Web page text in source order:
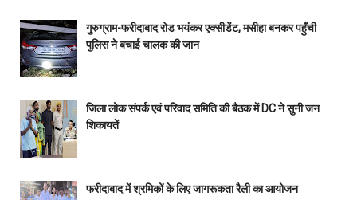
गुरुग्राम-फरीदाबाद रोड भयंकर एक्सीडेंट, मसीहा बनकर पहुँची
पुलिस ने बचाई चालक की जान
जिला लोक संपर्क एवं परिवाद समिति की बैठक में DC ने सुनी जन
शिकायतें
फरीदाबाद में श्रमिकों के लिए जागरूकता रैली का आयोजन